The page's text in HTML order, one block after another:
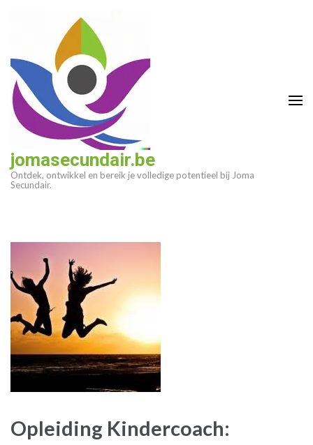
(druk
enter)
jomasecundair.be
Ontdek, ontwikkel en bereik je volledige potentieel bij Joma
Secundair.
Opleiding Kindercoach: